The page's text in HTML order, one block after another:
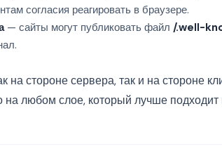
согласия реагировать в браузере.
— сайты могут публиковать файл /.well-
на стороне сервера, так и на стороне
на любом слое, который лучше подходит